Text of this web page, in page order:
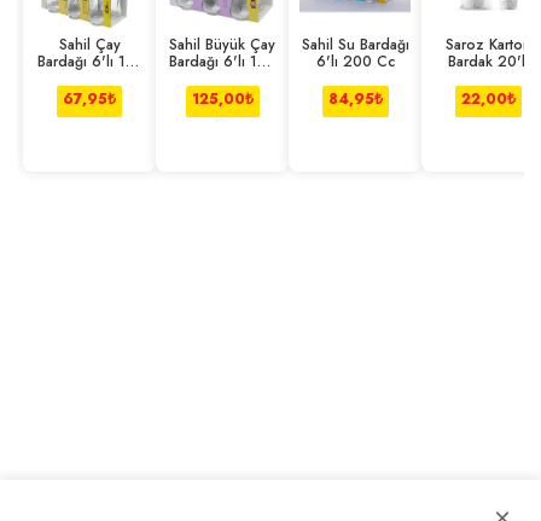
Sahil Çay
Bardağı 6'lı 110
67,95₺
Sahil Büyük Çay
Bardağı 6'lı 165
125,00₺
Sahil Su Bardağı
6'lı 200 Cc
84,95₺
Saroz Karton
Bardak 20'li
22,00₺